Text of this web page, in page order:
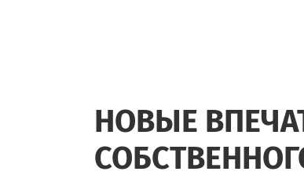
НОВЫЕ